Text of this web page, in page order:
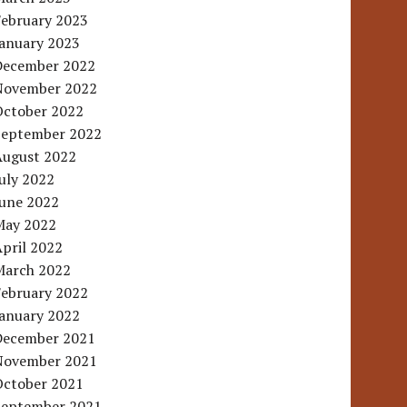
2023
2023
2022
2022
2022
2022
2022
2022
2022
2022
2022
2022
2022
2022
2021
2021
2021